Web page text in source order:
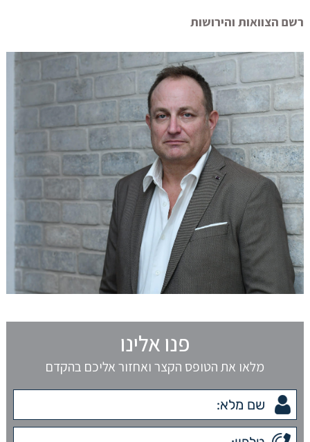
רשם הצוואות והירושות
פנו אלינו
מלאו את הטופס הקצר ואחזור אליכם בהקדם